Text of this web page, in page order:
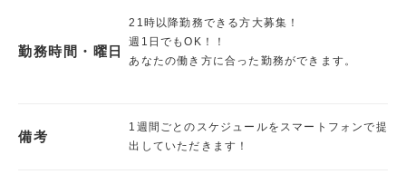
勤務時間・曜日
21時以降勤務できる方大募集！
週1日でもOK！！
あなたの働き方に合った勤務ができます。
備考
1週間ごとのスケジュールをスマートフォンで提
出していただきます！